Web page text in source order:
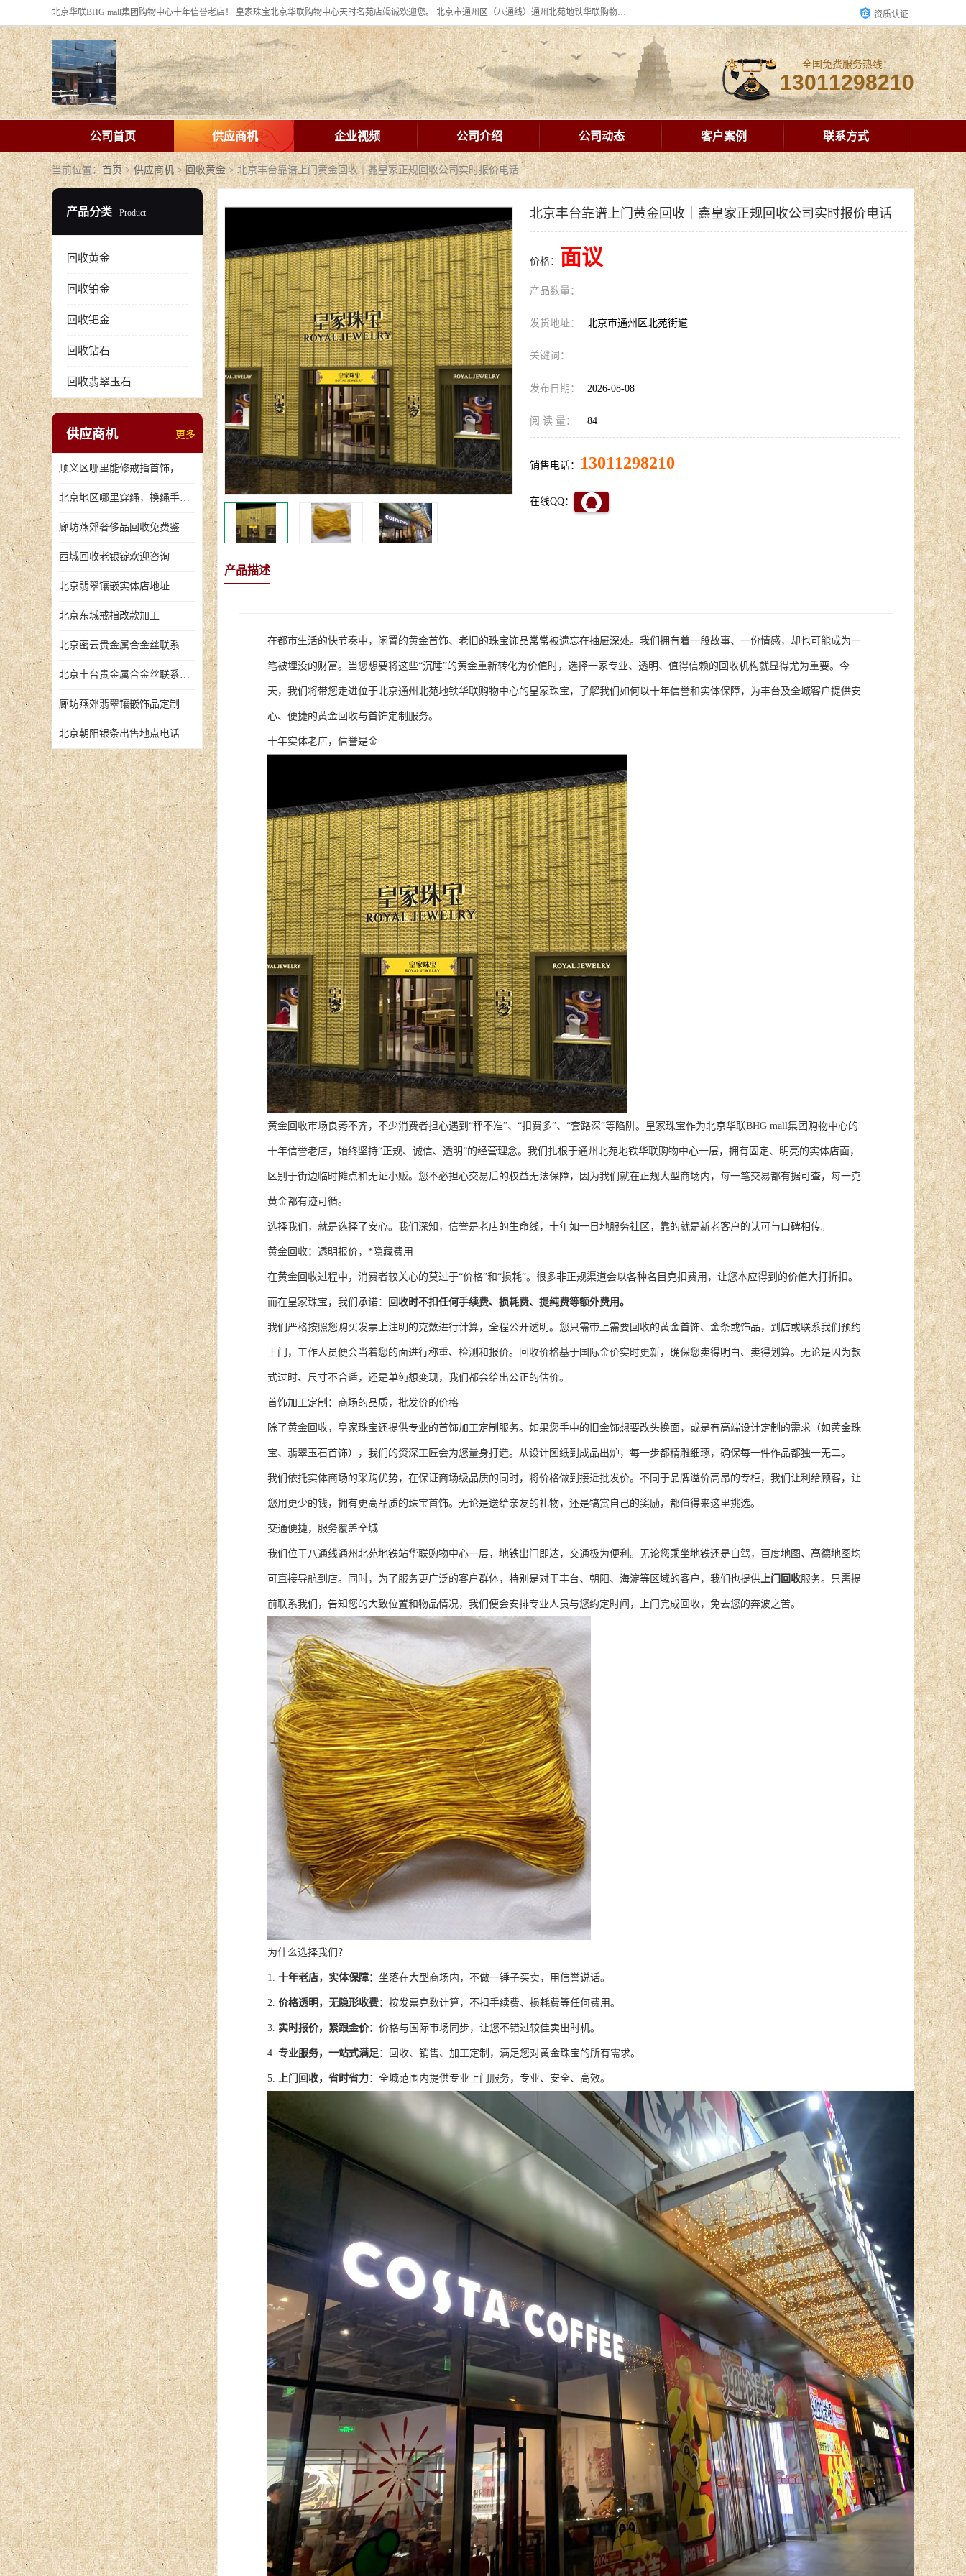
北京华联BHG mall集团购物中心十年信誉老店！ 皇家珠宝北京华联购物中心天时名苑店竭诚欢迎您。 北京市通州区（八通线）通州北苑地铁华联购物中心一层皇家珠宝 北京皇家珠宝通州黄金回收黄金首饰加工店（八通线: 通州北苑地铁华联店）：通州区通州北苑地铁华联购物中心一层皇家珠宝。 资质认证
全国免费服务热线：
13011298210
公司首页 供应商机 企业视频 公司介绍 公司动态 客户案例 联系方式
当前位置： 首页>供应商机 >回收黄金> 北京丰台靠谱上门黄金回收｜鑫皇家正规回收公司实时报价电话
产品分类 Product
回收黄金
回收铂金
回收钯金
回收钻石
回收翡翠玉石
供应商机 更多
顺义区哪里能修戒指首饰，爪断裂了
北京地区哪里穿绳，换绳手串的地方
廊坊燕郊奢侈品回收免费鉴定，无手续费回收价格
西城回收老银锭欢迎咨询
北京翡翠镶嵌实体店地址
北京东城戒指改款加工
北京密云贵金属合金丝联系地址
北京丰台贵金属合金丝联系地址
廊坊燕郊翡翠镶嵌饰品定制店铺
北京朝阳银条出售地点电话
北京丰台靠谱上门黄金回收｜鑫皇家正规回收公司实时报价电话
价格： 面议
产品数量：
发货地址： 北京市通州区北苑街道
关键词：
发布日期： 2026-08-08
阅 读 量： 84
销售电话： 13011298210
在线QQ：
产品描述
在都市生活的快节奏中，闲置的黄金首饰、老旧的珠宝饰品常常被遗忘在抽屉深处。我们拥有着一段故事、一份情感，却也可能成为一
笔被埋没的财富。当您想要将这些“沉睡”的黄金重新转化为价值时，选择一家专业、透明、值得信赖的回收机构就显得尤为重要。今
天，我们将带您走进位于北京通州北苑地铁华联购物中心的皇家珠宝，了解我们如何以十年信誉和实体保障，为丰台及全城客户提供安
心、便捷的黄金回收与首饰定制服务。
十年实体老店，信誉是金
黄金回收市场良莠不齐，不少消费者担心遇到“秤不准”、“扣费多”、“套路深”等陷阱。皇家珠宝作为北京华联BHG mall集团购物中心的
十年信誉老店，始终坚持“正规、诚信、透明”的经营理念。我们扎根于通州北苑地铁华联购物中心一层，拥有固定、明亮的实体店面，
区别于街边临时摊点和无证小贩。您不必担心交易后的权益无法保障，因为我们就在正规大型商场内，每一笔交易都有据可查，每一克
黄金都有迹可循。
选择我们，就是选择了安心。我们深知，信誉是老店的生命线，十年如一日地服务社区，靠的就是新老客户的认可与口碑相传。
黄金回收：透明报价，*隐藏费用
在黄金回收过程中，消费者较关心的莫过于“价格”和“损耗”。很多非正规渠道会以各种名目克扣费用，让您本应得到的价值大打折扣。
而在皇家珠宝，我们承诺： 回收时不扣任何手续费、损耗费、提纯费等额外费用。
我们严格按照您购买发票上注明的克数进行计算，全程公开透明。您只需带上需要回收的黄金首饰、金条或饰品，到店或联系我们预约
上门，工作人员便会当着您的面进行称重、检测和报价。回收价格基于国际金价实时更新，确保您卖得明白、卖得划算。无论是因为款
式过时、尺寸不合适，还是单纯想变现，我们都会给出公正的估价。
首饰加工定制：商场的品质，批发价的价格
除了黄金回收，皇家珠宝还提供专业的首饰加工定制服务。如果您手中的旧金饰想要改头换面，或是有高端设计定制的需求（如黄金珠
宝、翡翠玉石首饰），我们的资深工匠会为您量身打造。从设计图纸到成品出炉，每一步都精雕细琢，确保每一件作品都独一无二。
我们依托实体商场的采购优势，在保证商场级品质的同时，将价格做到接近批发价。不同于品牌溢价高昂的专柜，我们让利给顾客，让
您用更少的钱，拥有更高品质的珠宝首饰。无论是送给亲友的礼物，还是犒赏自己的奖励，都值得来这里挑选。
交通便捷，服务覆盖全城
我们位于八通线通州北苑地铁站华联购物中心一层，地铁出门即达，交通极为便利。无论您乘坐地铁还是自驾，百度地图、高德地图均
可直接导航到店。同时，为了服务更广泛的客户群体，特别是对于丰台、朝阳、海淀等区域的客户，我们也提供上门回收服务。只需提
前联系我们，告知您的大致位置和物品情况，我们便会安排专业人员与您约定时间，上门完成回收，免去您的奔波之苦。
为什么选择我们？
1. 十年老店，实体保障：坐落在大型商场内，不做一锤子买卖，用信誉说话。
2. 价格透明，无隐形收费：按发票克数计算，不扣手续费、损耗费等任何费用。
3. 实时报价，紧跟金价：价格与国际市场同步，让您不错过较佳卖出时机。
4. 专业服务，一站式满足 ：回收、销售、加工定制，满足您对黄金珠宝的所有需求。
5. 上门回收，省时省力：全城范围内提供专业上门服务，专业、安全、高效。